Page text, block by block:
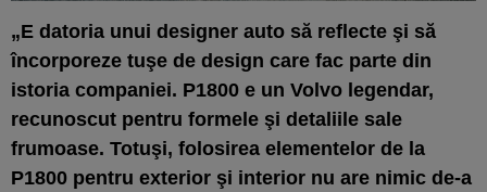
„E datoria unui designer auto să reflecte şi să
încorporeze tuşe de design care fac parte din
istoria companiei. P1800 e un Volvo legendar,
recunoscut pentru formele şi detaliile sale
frumoase. Totuşi, folosirea elementelor de la
P1800 pentru exterior şi interior nu are nimic de-a